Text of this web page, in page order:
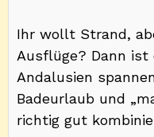
Ihr wollt Strand,
Ausflüge? Dann ist
Andalusien
Badeurlaub und
richtig gut